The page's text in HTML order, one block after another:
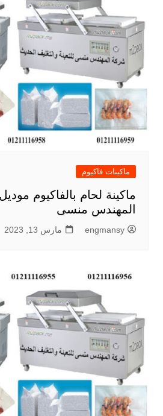
ماكينات فاكيوم
المهندس منسى
engmansy مارس 13, 2023